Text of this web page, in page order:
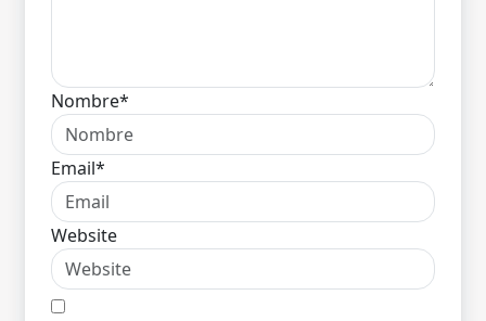
Nombre*
Email*
Website